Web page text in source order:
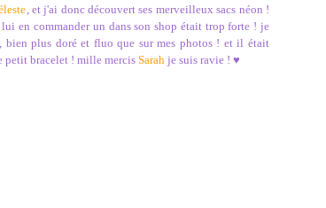
, et j'ai donc découvert ses merveilleux sacs néon !
en commander un dans son shop était trop forte ! je
plus doré et fluo que sur mes photos ! et il était
petit bracelet ! mille mercis Sarah je suis ravie ! ♥